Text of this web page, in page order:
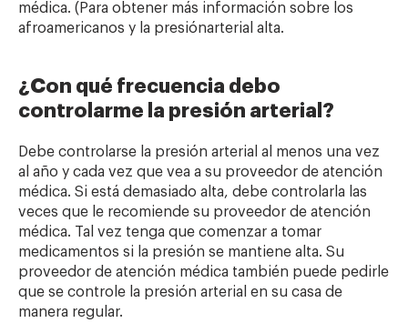
médica. (Para obtener más información sobre los
afroamericanos y la presiónarterial alta.
¿Con qué frecuencia debo
controlarme la presión arterial?
Debe controlarse la presión arterial al menos una vez
al año y cada vez que vea a su proveedor de atención
médica. Si está demasiado alta, debe controlarla las
veces que le recomiende su proveedor de atención
médica. Tal vez tenga que comenzar a tomar
medicamentos si la presión se mantiene alta. Su
proveedor de atención médica también puede pedirle
que se controle la presión arterial en su casa de
manera regular.